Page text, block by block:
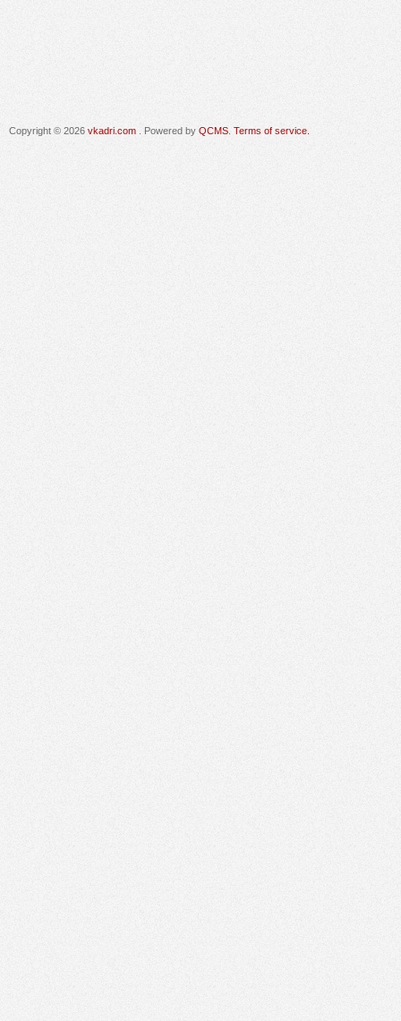
Copyright © 2026 vkadri.com . Powered by QCMS Terms of service.